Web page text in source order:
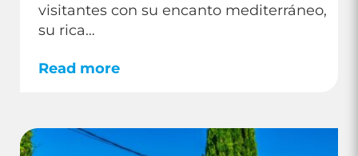
visitantes con su encanto mediterráneo,
su rica…
Read more